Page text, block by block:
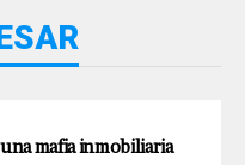
mafia inmobiliaria